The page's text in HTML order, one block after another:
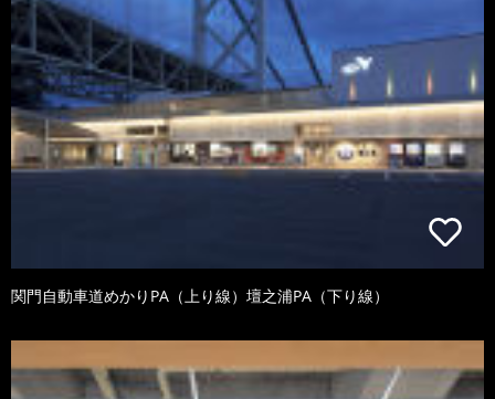
関門自動車道めかりPA（上り線）壇之浦PA（下り線）